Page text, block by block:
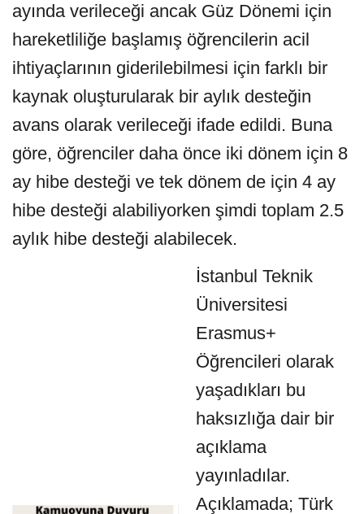
ayında verileceği ancak Güz Dönemi için
hareketliliğe başlamış öğrencilerin acil
ihtiyaçlarının giderilebilmesi için farklı bir
kaynak oluşturularak bir aylık desteğin
avans olarak verileceği ifade edildi. Buna
göre, öğrenciler daha önce iki dönem için 8
ay hibe desteği ve tek dönem de için 4 ay
hibe desteği alabiliyorken şimdi toplam 2.5
aylık hibe desteği alabilecek.
İstanbul Teknik
Üniversitesi
Erasmus+
Öğrencileri olarak
yaşadıkları bu
haksızlığa dair bir
açıklama
yayınladılar.
Açıklamada; Türk